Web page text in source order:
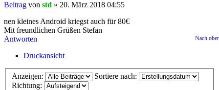
Beitrag von std » 20. März 2018 04:55
nen kleines Android kriegst auch für 80€
Mit freundlichen Grüßen Stefan
Nach
Antworten
Druckansicht
Anzeigen:
Sortiere nach:
Richtung: